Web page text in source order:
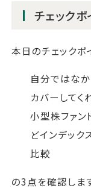
チェックポ
本日のチェックポ
自分ではな
カバーしてく
小型株ファン
どインデック
比較
の3点を確認します